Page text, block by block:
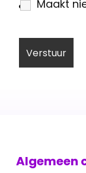
Maakt
Algemeen